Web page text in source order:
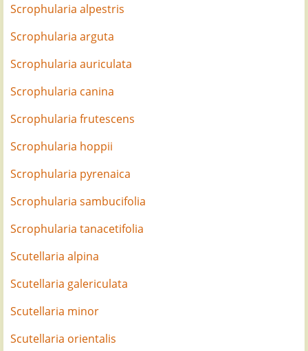
Scrophularia alpestris
Scrophularia arguta
Scrophularia auriculata
Scrophularia canina
Scrophularia frutescens
Scrophularia hoppii
Scrophularia pyrenaica
Scrophularia sambucifolia
Scrophularia tanacetifolia
Scutellaria alpina
Scutellaria galericulata
Scutellaria minor
Scutellaria orientalis